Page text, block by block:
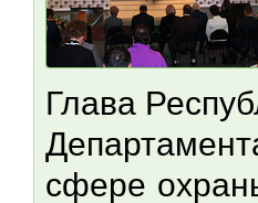
Глава
сфере